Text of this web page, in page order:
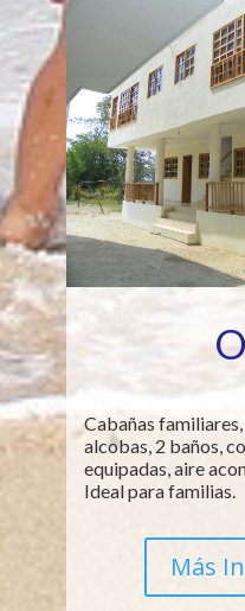
Cabañas
alcobas, 2 baños,
equipadas, aire
Ideal para familias.
Más